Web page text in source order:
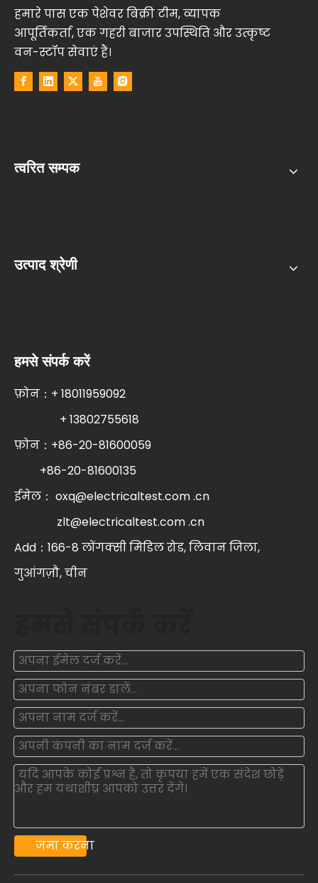
हमारे पास एक पेशेवर बिक्री टीम, व्यापक
आपूर्तिकर्ता, एक गहरी बाजार उपस्थिति और उत्कृष्ट
वन-स्टॉप सेवाएं हैं।
त्वरित सम्पक
उत्पाद श्रेणी
हमसे संपर्क करें
फ़ोन：+ 18011959092
+ 13802755618
फ़ोन：+86-20-81600059
+86-20-81600135
ईमेल： oxq@electricaltest.com .cn
zlt@electricaltest.com .cn
Add：166-8 लोंगक्सी मिडिल रोड, लिवान जिला,
गुआंगज़ौ, चीन
जमा करना